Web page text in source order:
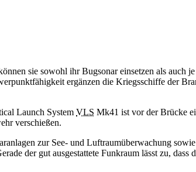
sie sowohl ihr Bugsonar einsetzen als auch
ergänzen die Kriegsschiffe der
Launch System VLS Mk41 ist vor der Brücke
verschießen.
zur See- und Luftraumüberwachung
der gut ausgestattete Funkraum lässt zu, dass